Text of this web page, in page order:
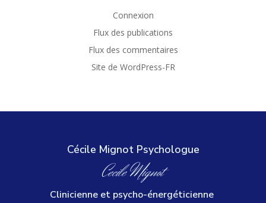
Connexion
Flux des publications
Flux des commentaires
Site de WordPress-FR
Cécile Mignot Psychologue
CecileMignot
Clinicienne et psycho-énergéticienne